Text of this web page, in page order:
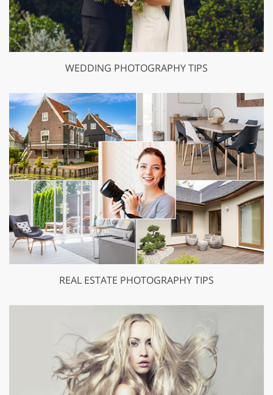
WEDDING PHOTOGRAPHY TIPS
REAL ESTATE PHOTOGRAPHY TIPS